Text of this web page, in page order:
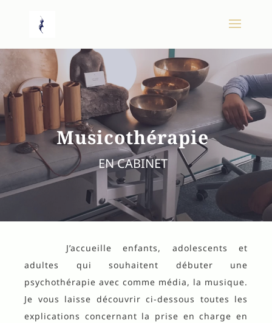
Musicothérapie
EN CABINET
J’accueille enfants, adolescents et
adultes qui souhaitent débuter une
psychothérapie avec comme média, la musique.
Je vous laisse découvrir ci-dessous toutes les
explications concernant la prise en charge en